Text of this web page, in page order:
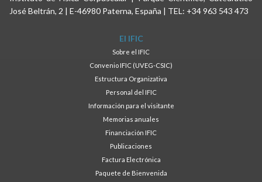
José Beltrán, 2 | E-46980 Paterna, España | TEL: +34 963 543 473
El IFIC
Sobre el IFIC
Convenio IFIC (UVEG-CSIC)
Estructura Organizativa
Personal del IFIC
Información para el visitante
Memorias anuales
Financiación IFIC
Publicaciones
Factura Electrónica
Paquete de Bienvenida